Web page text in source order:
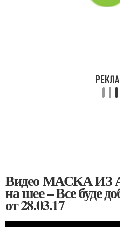
Видео МАСКА ИЗ
на шее – Все буде
от 28.03.17